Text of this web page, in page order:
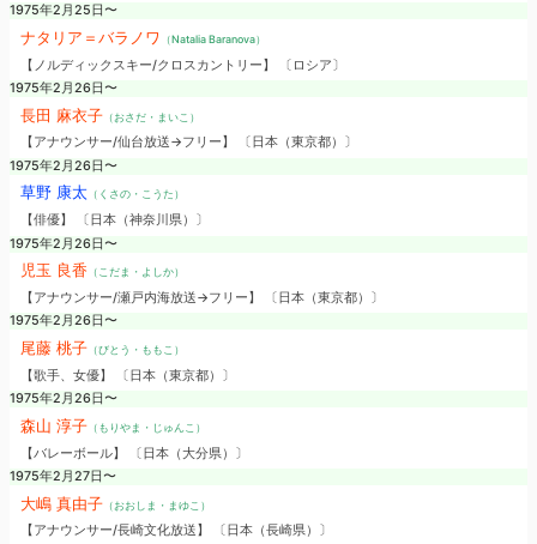
1975年2月25日〜
ナタリア＝バラノワ （Natalia Baranova）
【ノルディックスキー/クロスカントリー】 〔ロシア〕
1975年2月26日〜
長田 麻衣子（おさだ・まいこ）
【アナウンサー/仙台放送→フリー】 〔日本（東京都）〕
1975年2月26日〜
草野 康太（くさの・こうた）
【俳優】 〔日本（神奈川県）〕
1975年2月26日〜
児玉 良香 （こだま・よしか）
【アナウンサー/瀬戸内海放送→フリー】 〔日本（東京都）〕
1975年2月26日〜
尾藤 桃子（びとう・ももこ）
【歌手、女優】 〔日本（東京都）〕
1975年2月26日〜
森山 淳子（もりやま・じゅんこ）
【バレーボール】 〔日本（大分県）〕
1975年2月27日〜
大嶋 真由子（おおしま・まゆこ）
【アナウンサー/長崎文化放送】 〔日本（長崎県）〕